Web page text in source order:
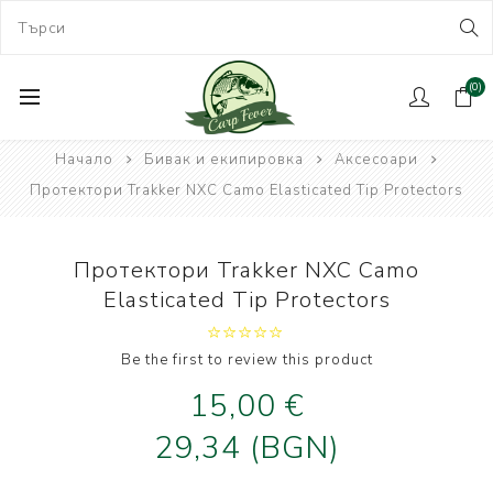
(0)
Начало Бивак и екипировка
Аксесоари
Протектори Trakker NXC Camo Elasticated Tip Protectors
Протектори Trakker NXC Camo
Elasticated Tip Protectors
Be the first to review this product
15,00 €
29,34 (BGN)